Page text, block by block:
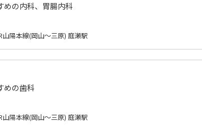
めの内科、胃腸内科
陽本線(岡山～三原) 庭瀬駅
めの歯科
陽本線(岡山～三原) 庭瀬駅